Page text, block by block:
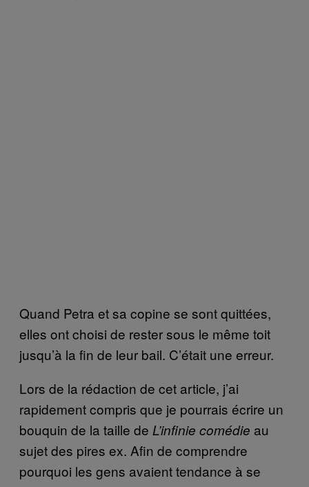
Quand Petra et sa copine se sont quittées,
elles ont choisi de rester sous le même toit
jusqu’à la fin de leur bail. C’était une erreur.
Lors de la rédaction de cet article, j’ai
rapidement compris que je pourrais écrire un
bouquin de la taille de L’infinie comédie au
sujet des pires ex. Afin de comprendre
pourquoi les gens avaient tendance à se